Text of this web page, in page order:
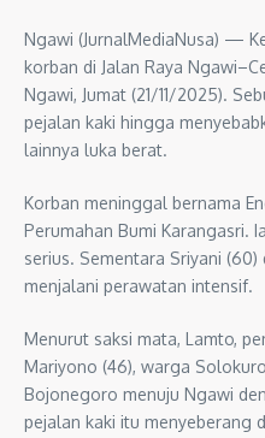
Ngawi (JurnalMediaNusa) —
korban di Jalan Raya
Ngawi, Jumat (21/11/2025).
pejalan kaki hingga
lainnya luka berat.
Korban meninggal bernama
Perumahan Bumi Karangasri.
serius. Sementara Sriyani
menjalani perawatan intensif.
Menurut saksi mata, Lamto,
Mariyono (46), warga
Bojonegoro menuju Ngawi
pejalan kaki itu menyeberang